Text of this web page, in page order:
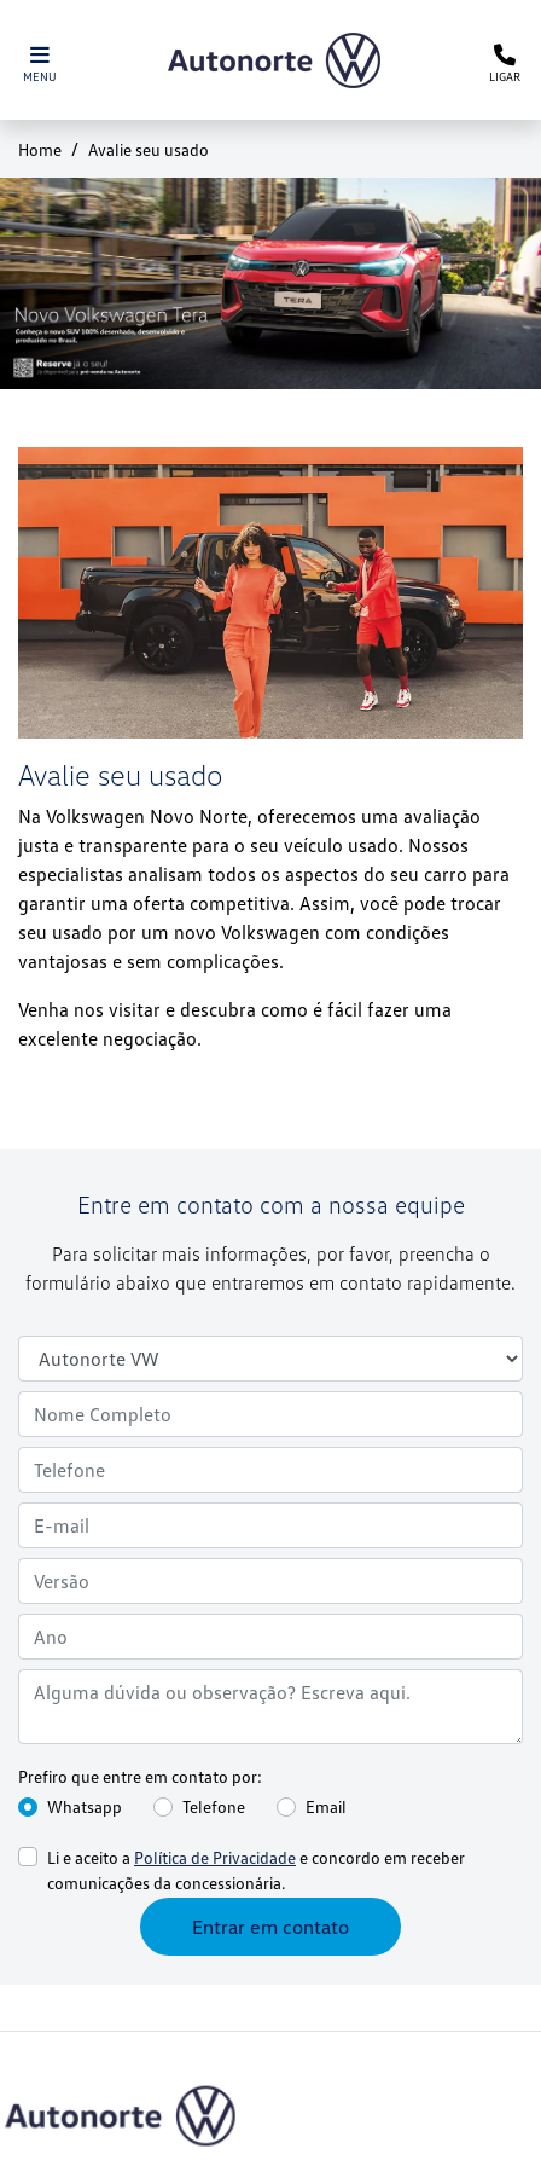
MENU LIGAR
Home Avalie seu usado
Avalie seu usado
Na Volkswagen Novo Norte, oferecemos uma avaliação
justa e transparente para o seu veículo usado. Nossos
especialistas analisam todos os aspectos do seu carro para
garantir uma oferta competitiva. Assim, você pode trocar
seu usado por um novo Volkswagen com condições
vantajosas e sem complicações.
Venha nos visitar e descubra como é fácil fazer uma
excelente negociação.
Entre em contato com a nossa equipe
Para solicitar mais informações, por favor, preencha o
formulário abaixo que entraremos em contato rapidamente.
Prefiro que entre em contato por:
Whatsapp
Telefone Email
Li e aceito a Política de Privacidadee concordo em receber
comunicações da concessionária.
Entrar em contato